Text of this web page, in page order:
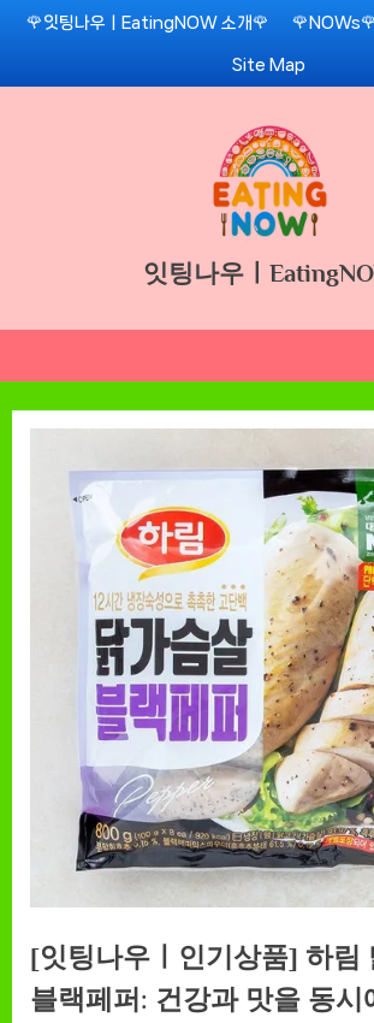
Skip
content
🌹잇팅나우ㅣEatingNOW 소개🌹 🌹NOWs🌹
Site Map
잇팅나우ㅣ
[잇팅나우ㅣ인기상품] 하림
블랙페퍼: 건강과 맛을 동시